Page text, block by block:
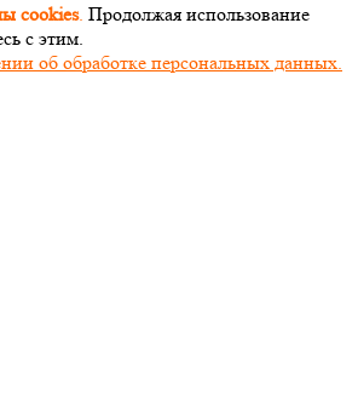
cookies. Продолжая использование
с этим.
об обработке персональных данных.